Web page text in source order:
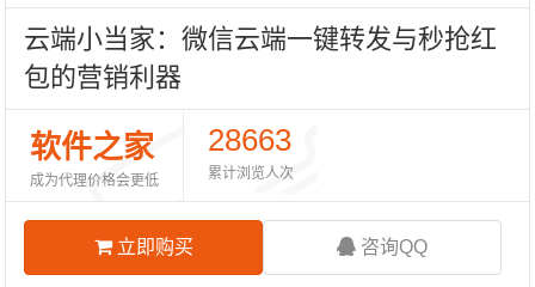
云端小当家：微信云端一键转发与秒抢红
包的营销利器
软件之家
成为代理价格会更低
28663
累计浏览人次
立即购买 咨询QQ